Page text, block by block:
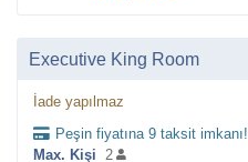
Executive King Room
İade yapılmaz
Peşin fiyatına 9 taksit imkanı!
Max. Kişi 2